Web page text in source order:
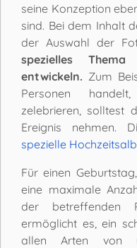
seine Konzeption
sind. Bei dem Inhalt
der Auswahl der
spezielles
entwickeln. Zum
Personen
zelebrieren, solltest
Ereignis nehmen.
spezielle
Für einen
eine maximale
der betreffenden
ermöglicht es, ein
allen Arten von